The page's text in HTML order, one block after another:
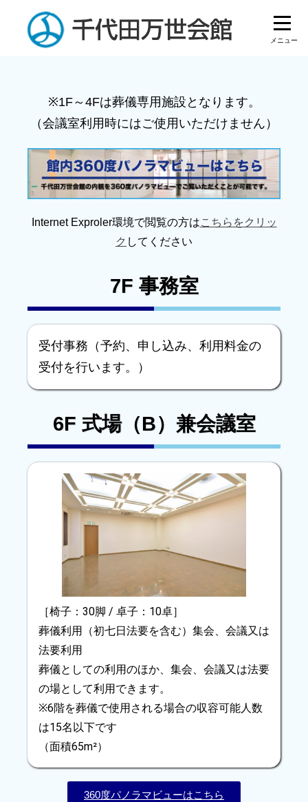
※1F～4Fは葬儀専用施設となります。
（会議室利用時にはご使用いただけません）
Internet Exproler環境で閲覧の方はこちらをクリッ
ク してください
7F 事務室
受付事務（予約、申し込み、利用料金の
受付を行います。）
6F 式場（B）兼会議室
［椅子：30脚 / 卓子：10卓］
葬儀利用（初七日法要を含む）集会、会議又は
法要利用
葬儀としての利用のほか、集会、会議又は法要
の場として利用できます。
※6階を葬儀で使用される場合の収容可能人数
は15名以下です
（面積65m²）
360度パノラマビューはこちら